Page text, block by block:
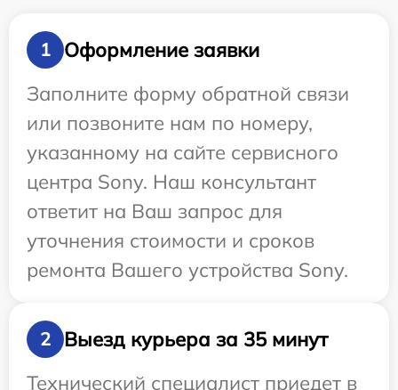
1
Оформление заявки
Заполните форму обратной связи
или позвоните нам по номеру,
указанному на сайте сервисного
центра Sony. Наш консультант
ответит на Ваш запрос для
уточнения стоимости и сроков
ремонта Вашего устройства Sony.
2
Выезд курьера за 35 минут
Технический специалист приедет в